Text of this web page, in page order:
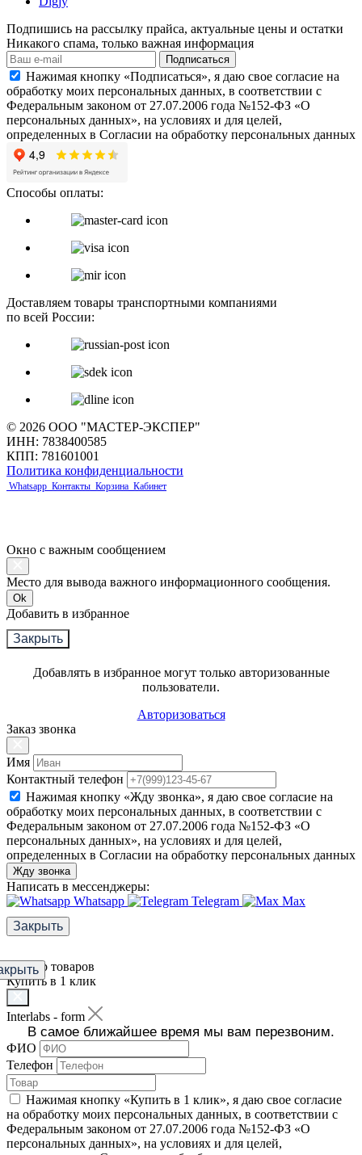
Подпишись на рассылку прайса, актуальные цены и остатки
Никакого спама, только важная информация
Подписаться
Нажимая кнопку «Подписаться», я даю свое согласие на
обработку моих персональных данных, в соответствии с
Федеральным законом от 27.07.2006 года №152-ФЗ «О
персональных данных», на условиях и для целей,
определенных в Согласии на обработку персональных данных
Способы оплаты:
Доставляем товары транспортными компаниями
по всей России:
© 2026 ООО "МАСТЕР-ЭКСПЕР"
ИНН: 7838400585
КПП: 781601001
Политика конфиденциальности
Whatsapp Контакты Корзина Кабинет
Окно с важным сообщением
Место для вывода важного информационного сообщения.
Ok
Добавить в избранное
Закрыть
Добавлять в избранное могут только авторизованные
пользователи.
Авторизоваться
Заказ звонка
Имя
Контактный телефон
Нажимая кнопку «Жду звонка», я даю свое согласие на
обработку моих персональных данных, в соответствии с
Федеральным законом от 27.07.2006 года №152-ФЗ «О
персональных данных», на условиях и для целей,
определенных в Согласии на обработку персональных данных
Жду звонка
Написать в мессенджеры:
Whatsapp
Telegram
Max
Закрыть
Фильтр товаров
Купить в 1 клик
Interlabs - form
В самое ближайшее время мы вам перезвоним.
ФИО
Телефон
Нажимая кнопку «Купить в 1 клик», я даю свое согласие
на обработку моих персональных данных, в соответствии с
Федеральным законом от 27.07.2006 года №152-ФЗ «О
персональных данных», на условиях и для целей,